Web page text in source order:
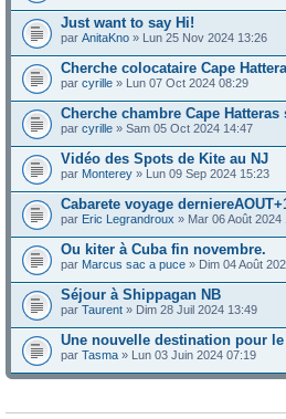
Just want to say Hi!
par AnitaKno » Lun 25 Nov 2024 13:26
Cherche colocataire Cape
par cyrille » Lun 07 Oct 2024 08:29
Cherche chambre Cape
par cyrille » Sam 05 Oct 2024 14:47
Vidéo des Spots de Kite au NJ
par Monterey » Lun 09 Sep 2024 15:23
Cabarete voyage
par Eric Legrandroux » Mar 06 Août 2024
Ou kiter à Cuba fin novembre.
par Marcus sac a puce » Dim 04 Août
Séjour à Shippagan NB
par Taurent » Dim 28 Juil 2024 13:49
Une nouvelle destination pour
par Tasma » Lun 03 Juin 2024 07:19